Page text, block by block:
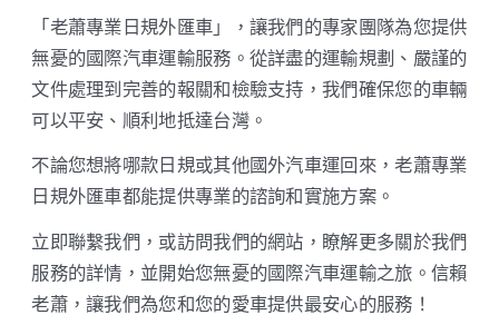
「老蕭專業日規外匯車」，讓我們的專家團隊為您提供
無憂的國際汽車運輸服務。從詳盡的運輸規劃、嚴謹的
文件處理到完善的報關和檢驗支持，我們確保您的車輛
可以平安、順利地抵達台灣。
不論您想將哪款日規或其他國外汽車運回來，老蕭專業
日規外匯車都能提供專業的諮詢和實施方案。
立即聯繫我們，或訪問我們的網站，瞭解更多關於我們
服務的詳情，並開始您無憂的國際汽車運輸之旅。信賴
老蕭，讓我們為您和您的愛車提供最安心的服務！